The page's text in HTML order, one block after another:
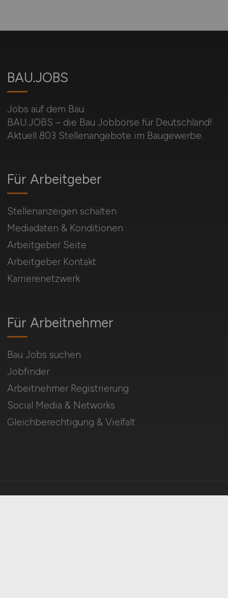
BAU.JOBS
Jobs auf dem Bau.
BAU.JOBS – die Bau Jobbörse für Deutschland!
Aktuell 803 Stellenangebote im Baugewerbe.
Für Arbeitnehmer
Bau Jobs suchen
Jobfinder
Arbeitnehmer Registrierung
Social Media & Networks
Gleichberechtigung & Vielfalt
Für Arbeitgeber
Stellenanzeigen schalten
Mediadaten & Konditionen
Arbeitgeber Seite
Arbeitgeber Kontakt
Karrierenetzwerk